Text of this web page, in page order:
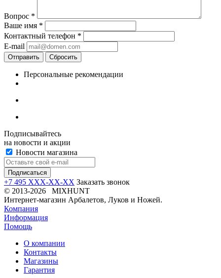
Вопрос *
Ваше имя *
Контактный телефон *
E-mail
Отправить Сбросить
Персональные рекомендации
Подписывайтесь
на новости и акции
Новости магазина
+7 495 XXX-XX-XX Заказать звонок
© 2013-2026 MIXHUNT
Интернет-магазин Арбалетов, Луков и Ножей.
Компания
Информация
Помощь
О компании
Контакты
Магазины
Гарантия